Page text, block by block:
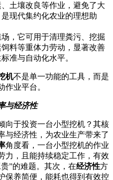
土壤改良等作业，避免了大
现代集约化农业的理想助
，它可用于清理粪污、挖掘
料等重体力劳动，显著改善
准与自动化水平。
机不是单一功能的工具，而是
作业平台。
与经济性
向于投资一台小型挖机？其核
与经济性，为农业生产带来了
角度看，一台小型挖机的作业
力，且能持续稳定工作，有效
”的难题。其次，在经济性方
保养简便，能耗也得到有效控